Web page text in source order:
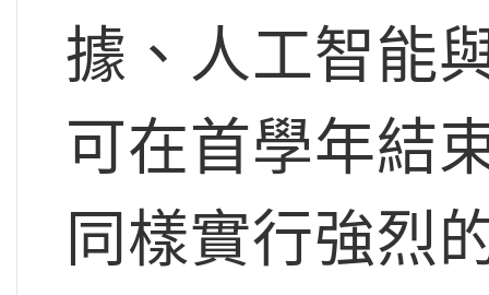
據、人工智能
可在首學年結
同樣實行強烈